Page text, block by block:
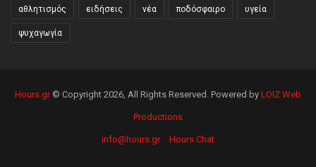
αθλητισμός ειδήσεις νέα ποδόσφαιρο υγεία
ψυχαγωγία
Hours.gr© Copyright 2026, All Rights Reserved. Powered by LOIZ Web
Productions
info@hours.gr Hours Chat